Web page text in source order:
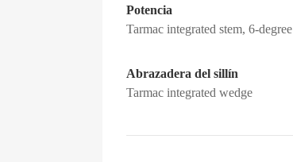
Potencia
Tarmac integrated stem, 6-degree
Abrazadera del sillín
Tarmac integrated wedge